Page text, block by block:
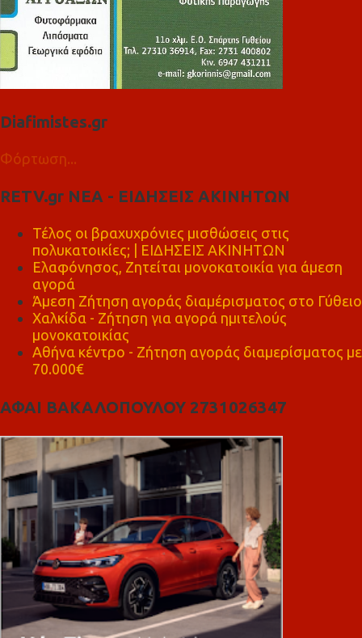
Diafimistes.gr
Φόρτωση...
RETV.gr ΝΕΑ - ΕΙΔΗΣΕΙΣ ΑΚΙΝΗΤΩΝ
Τέλος οι βραχυχρόνιες μισθώσεις στις
πολυκατοικίες; | ΕΙΔΗΣΕΙΣ ΑΚΙΝΗΤΩΝ
Ελαφόνησος, Ζητείται μονοκατοικία για άμεση
αγορά
Άμεση Ζήτηση αγοράς διαμέρισματος στο Γύθειο
Χαλκίδα - Ζήτηση για αγορά ημιτελούς
μονοκατοικίας
Αθήνα κέντρο - Ζήτηση αγοράς διαμερίσματος με
70.000€
ΑΦΑΙ ΒΑΚΑΛΟΠΟΥΛΟΥ 2731026347